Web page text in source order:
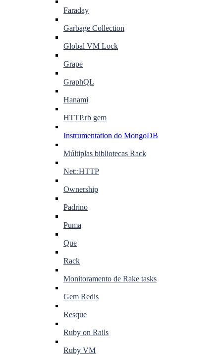
Faraday
Garbage Collection
Global VM Lock
Grape
GraphQL
Hanami
HTTP.rb gem
Instrumentation do MongoDB
Múltiplas bibliotecas Rack
Net::HTTP
Ownership
Padrino
Puma
Que
Rack
Monitoramento de Rake tasks
Gem Redis
Resque
Ruby on Rails
Ruby VM